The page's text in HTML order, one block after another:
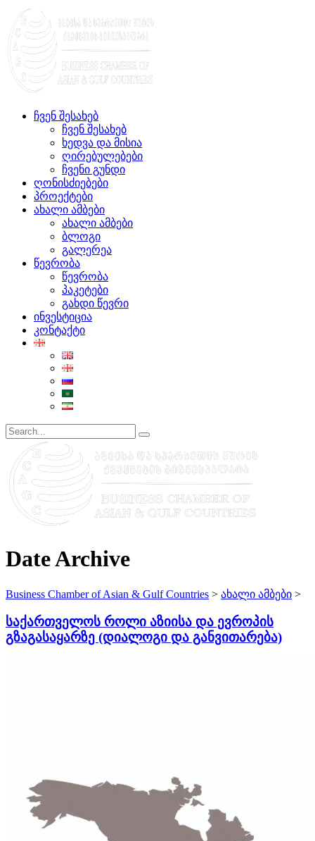
ჩვენ შესახებ
ჩვენ შესახებ
ხედვა და მისია
ღირებულებები
ჩვენი გუნდი
ღონისძიებები
პროექტები
ახალი ამბები
ახალი ამბები
ბლოგი
გალერეა
წევრობა
წევრობა
პაკეტები
გახდი წევრი
ინვესტიცია
კონტაქტი
Date Archive
Business Chamber of Asian & Gulf Countries > ახალი ამბები >
საქართველოს როლი აზიისა და ევროპის
გზაგასაყარზე (დიალოგი და განვითარება)